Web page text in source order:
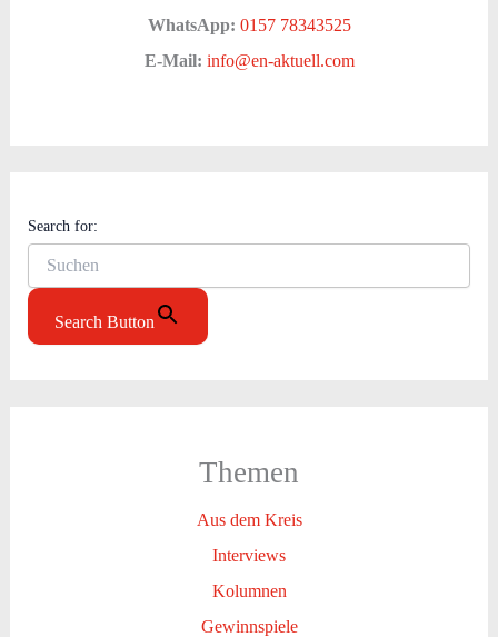
WhatsApp: 0157 78343525
E-Mail: info@en-aktuell.com
Search for:
Search Button
Themen
Aus dem Kreis
Interviews
Kolumnen
Gewinnspiele